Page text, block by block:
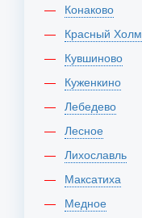
Конаково
Красный Холм
Кувшиново
Куженкино
Лебедево
Лесное
Лихославль
Максатиха
Медное